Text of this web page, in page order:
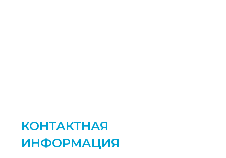
КОНТАКТНАЯ
ИНФОРМАЦИЯ